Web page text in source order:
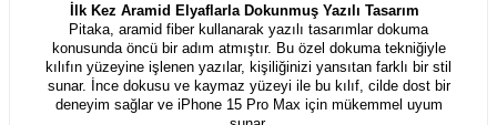
İlk Kez Aramid Elyaflarla Dokunmuş Yazılı Tasarım
Pitaka, aramid fiber kullanarak yazılı tasarımlar dokuma
konusunda öncü bir adım atmıştır. Bu özel dokuma tekniğiyle
kılıfın yüzeyine işlenen yazılar, kişiliğinizi yansıtan farklı bir stil
sunar. İnce dokusu ve kaymaz yüzeyi ile bu kılıf, cilde dost bir
deneyim sağlar ve iPhone 15 Pro Max için mükemmel uyum